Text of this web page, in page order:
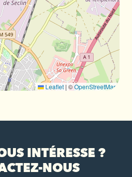
Leaflet | ©OpenStreetMap
INTÉRESSE ?
NOUS